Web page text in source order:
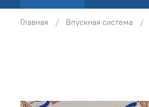
Главная Впускная система